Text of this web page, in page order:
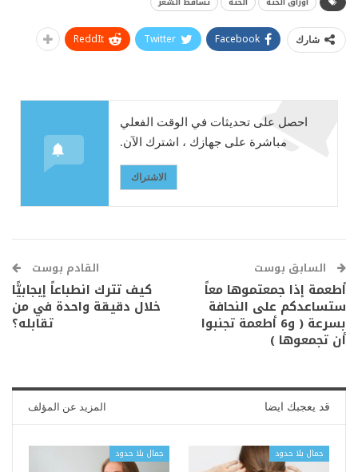
شارك Facebook
Twitter
ReddIt
احصل على تحديثات في الوقت الفعلي
مباشرة على جهازك ، اشترك الآن.
الاشتراك
السابق بوست
أطعمة إذا جمعتموها معاً
ستساعدكم على النحافة
بسرعة ( و6 أطعمة تجنبوا
أن تجمعوها )
القادم بوست
كيف تترك انطباعاً إيجابيًّا
خلال دقيقة واحدة في من
تقابله؟
قد يعجبك ايضا المزيد عن المؤلف
جمال بلا حدود جمال بلا حدود